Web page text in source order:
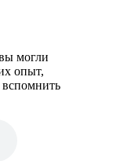
могли
опыт,
вспомнить